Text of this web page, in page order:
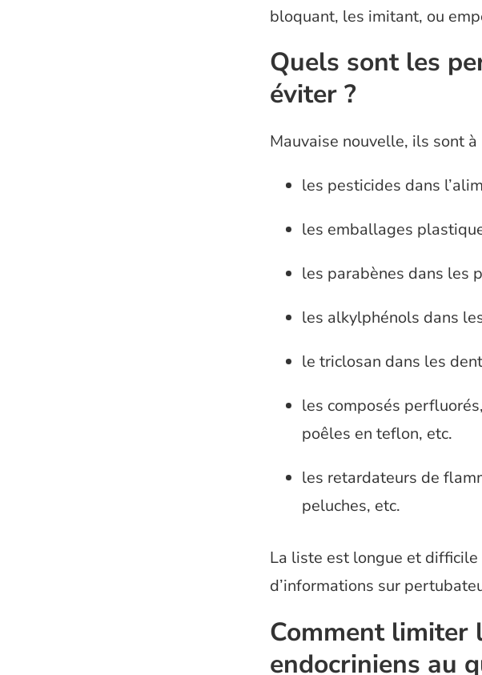
bloquant, les imitant, ou
Quels sont les
éviter ?
Mauvaise nouvelle, ils sont
les pesticides dans
les emballages
les parabènes dans les
les alkylphénols dans
le triclosan dans les
les composés
poêles en teflon, etc.
les retardateurs de
peluches, etc.
La liste est longue et
d’informations sur
Comment limiter
endocriniens au